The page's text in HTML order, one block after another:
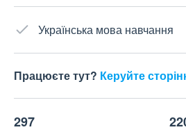
Українська мова навчання
Працюєте тут? Керуйте
297